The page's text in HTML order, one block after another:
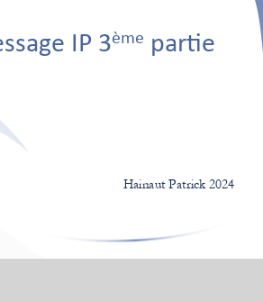
Patrick
IP 3ème partie
Hainaut Patrick 2024